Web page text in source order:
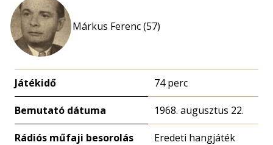
Márkus Ferenc (57)
Játékidő 74 perc
Bemutató dátuma 1968. augusztus 22.
Rádiós műfaji besorolás Eredeti hangjáték